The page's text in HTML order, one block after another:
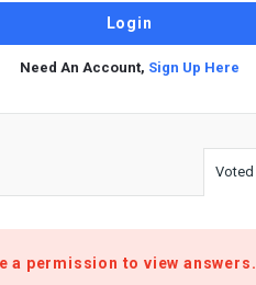
Need An Account, Sign Up Here
Voted
a permission to view answers.